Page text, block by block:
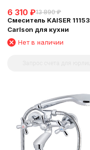
6 310 ₽13 890 ₽
Смеситель KAISER 11153
Carlson для кухни
Нет в наличии